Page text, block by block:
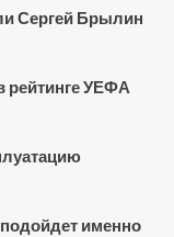
Сергей Брылин
рейтинге УЕФА
именно